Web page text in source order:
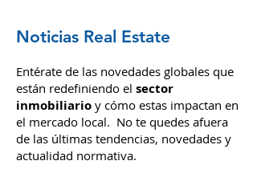
Noticias Real Estate
Entérate de las novedades globales que
están redefiniendo el sector
inmobiliarioy cómo estas impactan en
el mercado local. No te quedes afuera